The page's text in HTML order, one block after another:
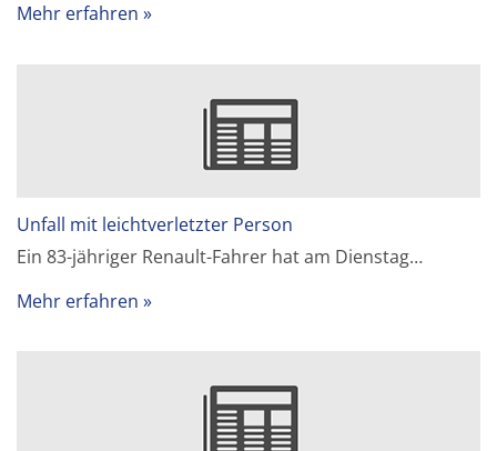
Mehr erfahren
Unfall mit leichtverletzter Person
Ein 83-jähriger Renault-Fahrer hat am Dienstag…
Mehr erfahren